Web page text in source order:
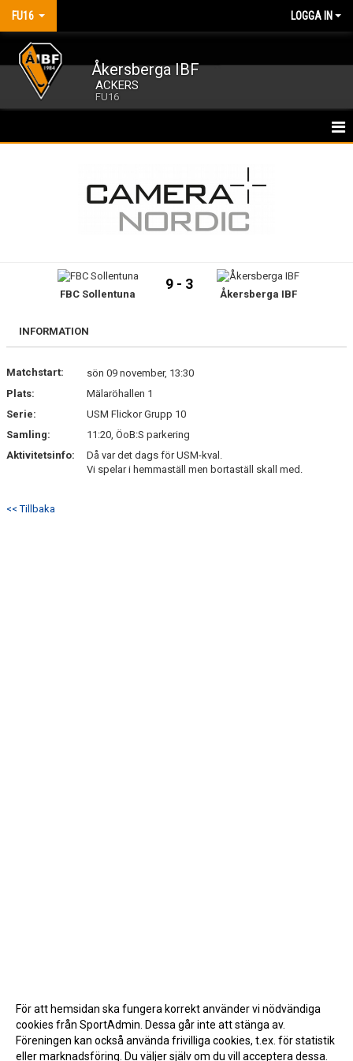
FU16 LOGGA IN
Åkersberga IBF
ACKERS
FU16
BILDGALLERI
KONTAKT
FBC Sollentuna
9 - 3
Åkersberga IBF
INFORMATION
Matchstart:
sön 09 november, 13:30
Plats:
Mälaröhallen 1
Serie:
USM Flickor Grupp 10
Samling:
11:20, ÖoB:S parkering
Aktivitetsinfo:
Då var det dags för USM-kval.
Vi spelar i hemmaställ men bortaställ skall med.
<< Tillbaka
För att hemsidan ska fungera korrekt använder vi nödvändiga
cookies från SportAdmin. Dessa går inte att stänga av.
Föreningen kan också använda frivilliga cookies, t.ex. för statistik
eller marknadsföring. Du väljer själv om du vill acceptera dessa.